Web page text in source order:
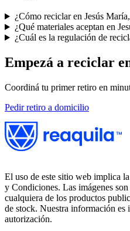
¿Cómo reciclar en Jesús
¿Qué materiales aceptan en
¿Cuál es la regulación de
Empezá a reciclar
Coordiná tu primer retiro en
Pedir retiro a domicilio
El uso de este sitio web implica
y Condiciones. Las imágenes
cualquiera de los productos
de stock. Nuestra información
autorización.